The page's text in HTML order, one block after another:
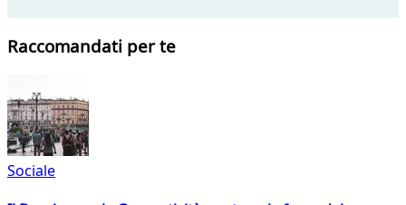
Raccomandati per te
Sociale